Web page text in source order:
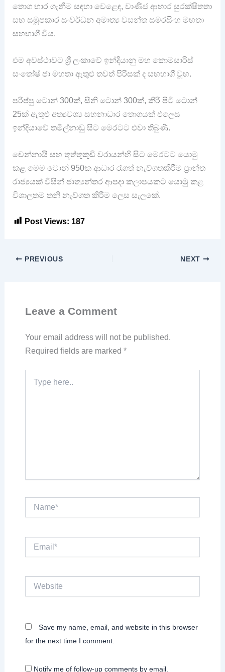
තොග භාර ගැනීම සඳහා වෙළෙඳ, වාණිජ ආහාර සුරක්ෂිතතා
සහ සමූපකාර සංවර්ධන අමාත්‍ය වසන්ත සමරසිංහ මහතා
සහභාගී විය.
එම අවස්ථාවට ශ්‍රී ලංකාවේ ඉන්දියානු මහ කොමසාරිස්
සංතෝෂ් ජා මහතා ඇතුළු තවත් පිරිසක් ද සහභාගී වූහ.
පරිප්පු ටොන් 300ක්, සීනි ටොන් 300ක්, කිරි පිටි ටොන්
25ක් ඇතුළු අත්‍යවශ්‍ය සහනාධාර තොගයක් එලෙස
ඉන්දියාවේ තමිල්නාඩු සිට මෙරටට එවා තිබුණි.
චෙන්නායි සහ තූත්තුකුඩි වරායන්හි සිට මෙරටට යොමු
කළ මෙම ටොන් 950ක ආධාර රැගත් නැව්ගතකිරීම ප්‍රාන්ත
රාජ්‍යයක් විසින් ජාත්‍යන්තර ආපදා කලාපයකට යොමු කළ
විශාලතම තනි නැව්ගත කිරීම ලෙස සැලකේ.
Post Views: 187
PREVIOUS NEXT
Leave a Comment
Your email address will not be published.
Required fields are marked *
here..
Website
Save my name, email, and website in this browser
for the next time I comment.
Notify me of follow-up comments by email.